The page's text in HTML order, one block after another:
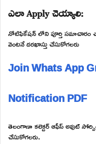
ఎలా Apply చెయ్యాలి:
నోటిఫికేషన్ లోని పూర్తి సమాచారం
వెంటనే దరఖాస్తు చేసుకోగలరు
Join Whats App
Notification PDF
తెలంగాణా కలెక్టర్ ఆఫీస్ అవుట్
చేసుకోగలరు.